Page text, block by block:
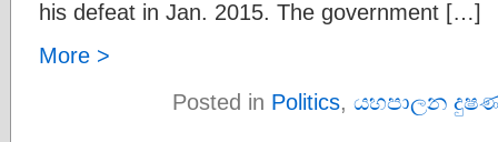
his defeat in Jan. 2015. The government […]
More >
Posted in Politics, යහපාලන